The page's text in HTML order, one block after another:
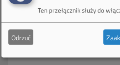
Ten przełącznik służy do
Odrzuć